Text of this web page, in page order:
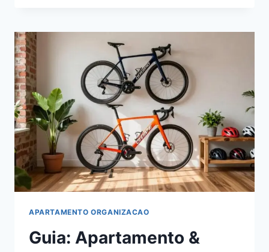
PARA
COMMUTING
BICICLETA
(INICIANTE)
APARTAMENTO ORGANIZACAO
Guia: Apartamento &